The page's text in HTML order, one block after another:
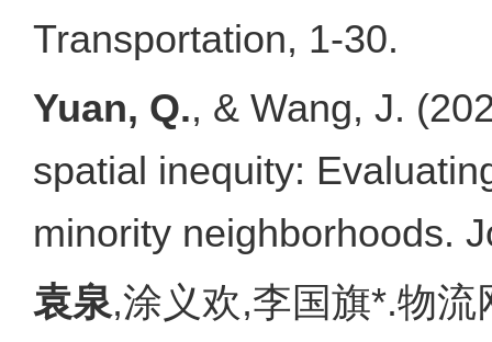
Transportation, 1-30.
Yuan, Q., & Wang, J.
spatial inequity:
minority neighborhoods.
袁泉,涂义欢,李国旗*.物